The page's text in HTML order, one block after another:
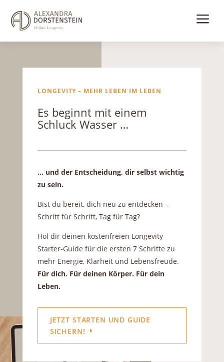
a
LONGEVITY – MEHR LEBEN IM LEBEN
Es beginnt mit einem
Schluck Wasser …
… und der Entscheidung, dir selbst wichtig
zu sein.
Bist du bereit, dich neu zu entdecken –
Schritt für Schritt, Tag für Tag?
Hol dir deinen kostenfreien Longevity
Starter-Guide für die ersten 7 Schritte zu
mehr Energie, Klarheit und Lebensfreude.
Für dich. Für deinen Körper. Für dein
Leben.
JETZT STARTEN UND GUIDE
SICHERN!